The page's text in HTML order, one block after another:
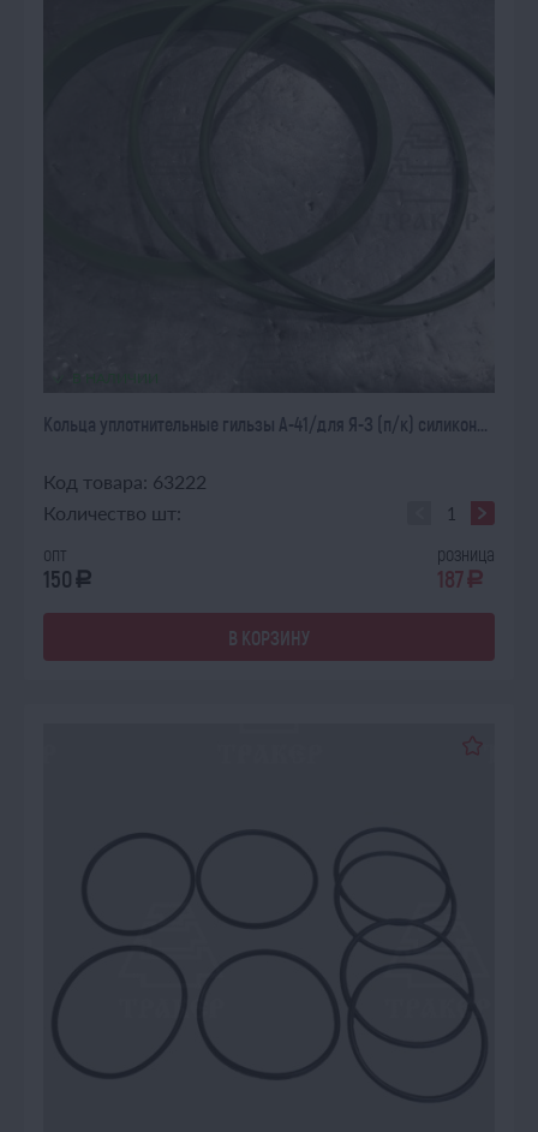
Кольца уплотнительные гильзы А-41/для Я-З (п/к) силикон...
Код товара: 63222
Количество шт:
опт
150 a
розница
187a
В КОРЗИНУ